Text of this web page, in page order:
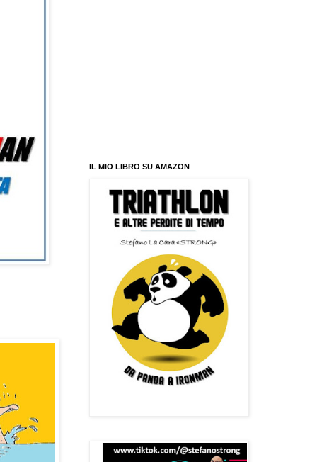
IL MIO LIBRO SU AMAZON